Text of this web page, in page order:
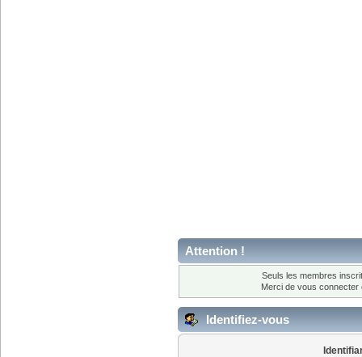
Attention !
Seuls les membres
Merci de vous
Identifiez-vous